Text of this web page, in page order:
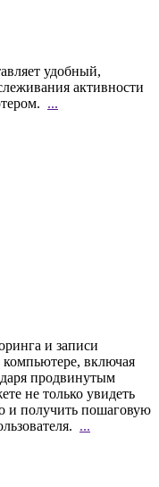
удобный,
активности
...
и записи
включая
продвинутым
не только увидеть
и получить пошаговую
...